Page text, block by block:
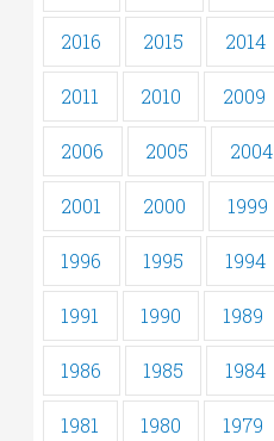
2016 2015 2014
2011 2010 2009
2006 2005 2004
2001 2000 1999
1996 1995 1994
1991 1990 1989
1986 1985 1984
1981 1980 1979